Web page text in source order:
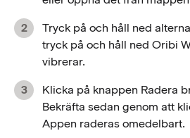
Tryck på och håll ned
tryck på och håll ned Oribi
vibrerar.
Klicka på knappen Radera
Bekräfta sedan genom att
Appen raderas omedelbart.